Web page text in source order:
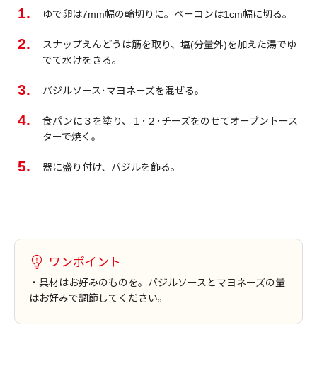
ゆで卵は7mm幅の輪切りに。ベーコンは1cm幅に切る。
スナップえんどうは筋を取り、塩(分量外)を加えた湯でゆ
でて水けをきる。
バジルソース･マヨネーズを混ぜる。
食パンに３を塗り、１･２･チーズをのせてオーブントース
ターで焼く。
器に盛り付け、バジルを飾る。
ワンポイント
・具材はお好みのものを。バジルソースとマヨネーズの量
はお好みで調節してください。